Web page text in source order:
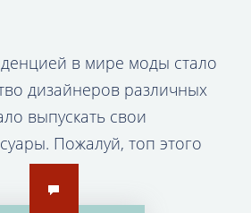
в мире моды стало
дизайнеров различных
выпускать свои
Пожалуй, топ этого
именно часы. Почему же
не только на